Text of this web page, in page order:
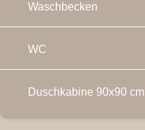
Waschbecken
WC
Duschkabine 90x90 cm